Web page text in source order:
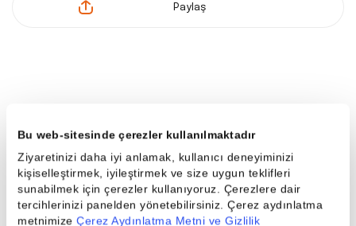
Bu web-sitesinde çerezler kullanılmaktadır
Ziyaretinizi daha iyi anlamak, kullanıcı deneyiminizi
kişiselleştirmek, iyileştirmek ve size uygun teklifleri
sunabilmek için çerezler kullanıyoruz. Çerezlere dair
tercihlerinizi panelden yönetebilirsiniz. Çerez aydınlatma
metnimize Çerez Aydınlatma Metni ve Gizlilik
Paylaş